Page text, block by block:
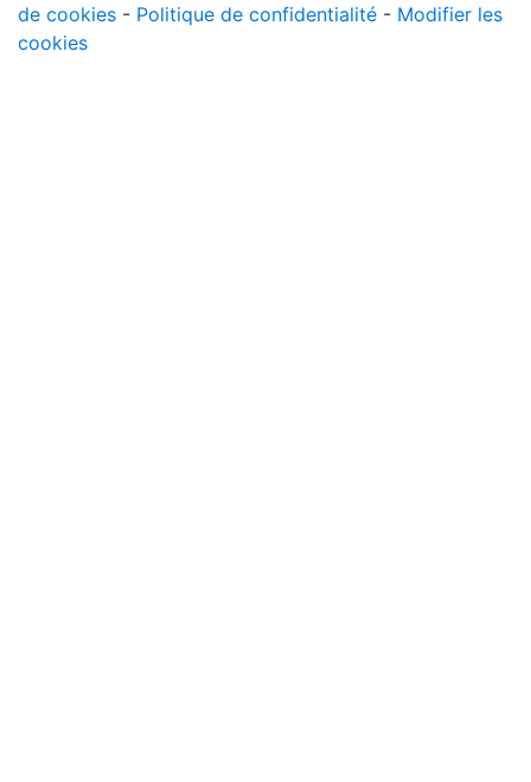
de cookies - Politique de confidentialité - Modifier les
cookies